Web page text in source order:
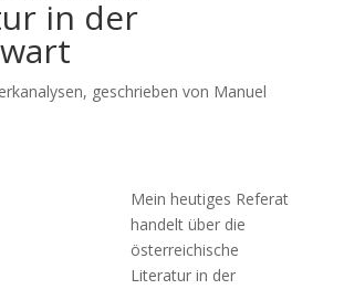
in der
, geschrieben von Manuel
Mein heutiges Referat
handelt über die
österreichische
Literatur in der